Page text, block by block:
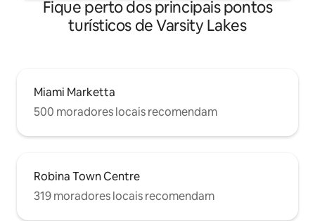
Fique perto dos principais pontos
turísticos de Varsity Lakes
Miami Marketta
500 moradores locais recomendam
Robina Town Centre
319 moradores locais recomendam